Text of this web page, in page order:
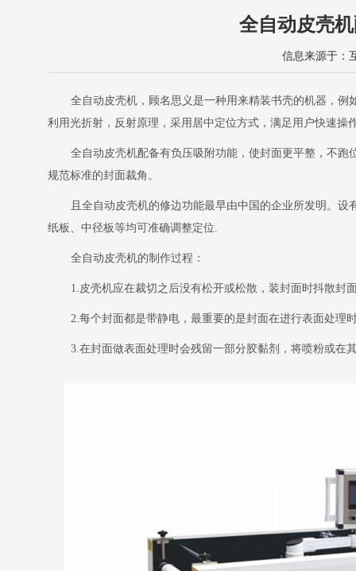
全自动皮壳
信息来源于：
全自动皮壳机，顾名思义是一种用来精装书壳的机器，例
利用光折射，反射原理，采用居中定位方式，满足用户快速操
全自动皮壳机配备有负压吸附功能，使封面更平整，不
规范标准的封面裁角。
且全自动皮壳机的修边功能最早由中国的企业所发明。
纸板、中径板等均可准确调整定位.
全自动皮壳机的制作过程：
1.皮壳机应在裁切之后没有松开或松散，装封面时抖散封
2.每个封面都是带静电，最重要的是封面在进行表面处理
3.在封面做表面处理时会残留一部分胶黏剂，将喷粉或在